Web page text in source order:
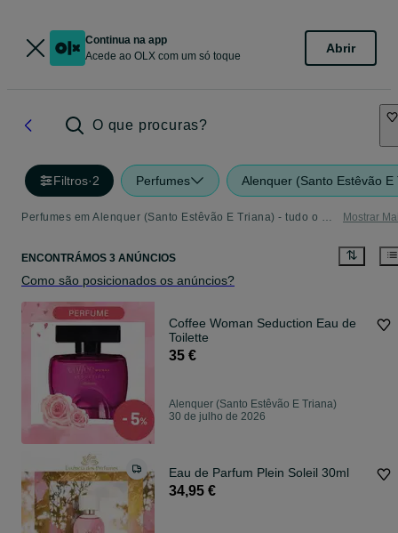
Continua na app
Acede ao OLX com um só toque
Abrir
O que procuras?
Filtros·2 Perfumes Alenquer (Santo Estêvão E
Perfumes em Alenquer (Santo Estêvão E Triana) - tudo o que precisa Mostrar
ENCONTRÁMOS 3 ANÚNCIOS
Como são posicionados os anúncios?
Coffee Woman Seduction Eau de
Toilette
35 €
Alenquer (Santo Estêvão E Triana)
30 de julho de 2026
Eau de Parfum Plein Soleil 30ml
34,95 €